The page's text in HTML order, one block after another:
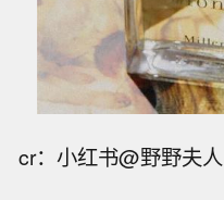
cr：小红书@野野夫人